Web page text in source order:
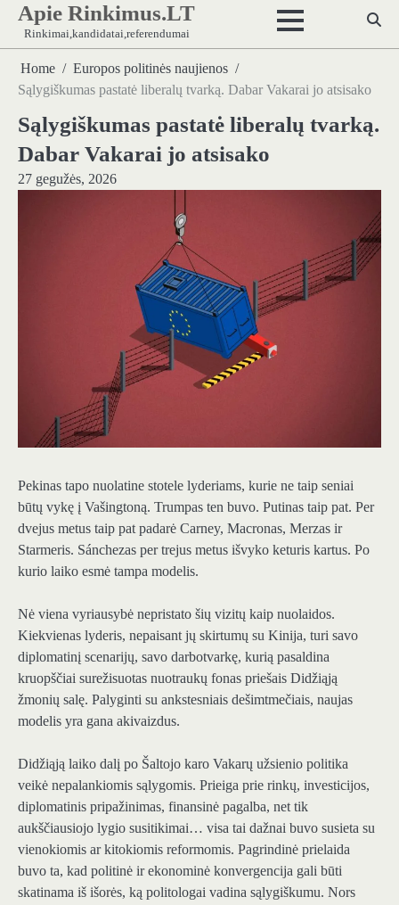
Skip
content
Apie Rinkimus.LT
Rinkimai,kandidatai,referendumai
Home
Europos politinės naujienos
Sąlygiškumas pastatė liberalų tvarką. Dabar Vakarai jo atsisako
Sąlygiškumas pastatė liberalų tvarką.
Dabar Vakarai jo atsisako
27 gegužės, 2026
Pekinas tapo nuolatine stotele lyderiams, kurie ne taip seniai
būtų vykę į Vašingtoną. Trumpas ten buvo. Putinas taip pat. Per
dvejus metus taip pat padarė Carney, Macronas, Merzas ir
Starmeris. Sánchezas per trejus metus išvyko keturis kartus. Po
kurio laiko esmė tampa modelis.
Nė viena vyriausybė nepristato šių vizitų kaip nuolaidos.
Kiekvienas lyderis, nepaisant jų skirtumų su Kinija, turi savo
diplomatinį scenarijų, savo darbotvarkę, kurią pasaldina
kruopščiai surežisuotas nuotraukų fonas priešais Didžiąją
žmonių salę. Palyginti su ankstesniais dešimtmečiais, naujas
modelis yra gana akivaizdus.
Didžiąją laiko dalį po Šaltojo karo Vakarų užsienio politika
veikė nepalankiomis sąlygomis. Prieiga prie rinkų, investicijos,
diplomatinis pripažinimas, finansinė pagalba, net tik
aukščiausiojo lygio susitikimai… visa tai dažnai buvo susieta su
vienokiomis ar kitokiomis reformomis. Pagrindinė prielaida
buvo ta, kad politinė ir ekonominė konvergencija gali būti
skatinama iš išorės, ką politologai vadina sąlygiškumu. Nors